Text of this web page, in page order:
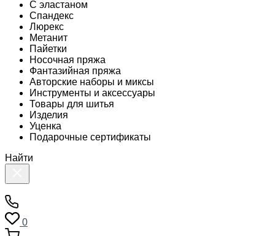
C эластаном
Спандекс
Люрекс
Метанит
Пайетки
Носочная пряжа
Фантазийная пряжа
Авторские наборы и миксы
Инструменты и аксессуары
Товары для шитья
Изделия
Уценка
Подарочные сертификаты
Найти
0